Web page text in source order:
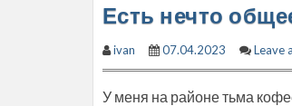
Есть нечто
ivan 07.04.2023 Leave
У меня на районе тьма